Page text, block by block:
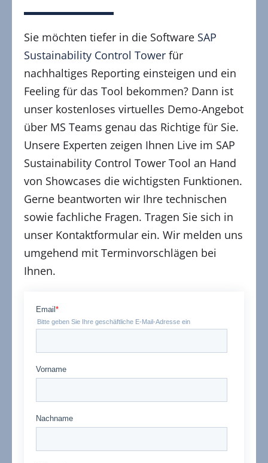
Sie möchten tiefer in die Software SAP
Sustainability Control Tower für
nachhaltiges Reporting einsteigen und ein
Feeling für das Tool bekommen? Dann ist
unser kostenloses virtuelles Demo-Angebot
über MS Teams genau das Richtige für Sie.
Unsere Experten zeigen Ihnen Live im SAP
Sustainability Control Tower Tool an Hand
von Showcases die wichtigsten Funktionen.
Gerne beantworten wir Ihre technischen
sowie fachliche Fragen. Tragen Sie sich in
unser Kontaktformular ein. Wir melden uns
umgehend mit Terminvorschlägen bei
Ihnen.